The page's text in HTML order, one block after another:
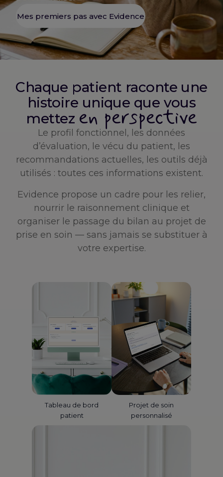
Mes premiers pas avec Evidence
Chaque patient raconte une
histoire unique que vous
mettez en perspective
Le profil fonctionnel, les données
d’évaluation, le vécu du patient, les
recommandations actuelles, les outils déjà
utilisés : toutes ces informations existent.
Evidence propose un cadre pour les relier,
nourrir le raisonnement clinique et
organiser le passage du bilan au projet de
prise en soin — sans jamais se substituer à
votre expertise.
Tableau de bord
patient
Projet de soin
personnalisé